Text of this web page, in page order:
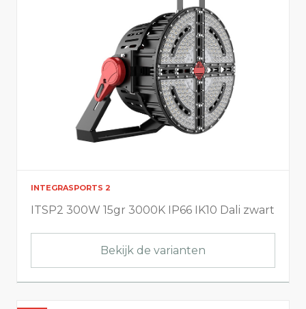
INTEGRASPORTS 2
ITSP2 300W 15gr 3000K IP66 IK10 Dali zwart
Bekijk de varianten